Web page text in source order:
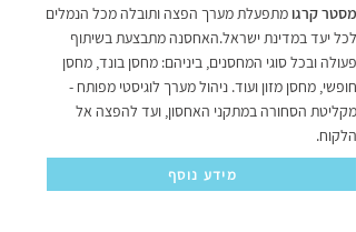
מסטר קרגומתפעלת מערך הפצה ותובלה מכל הנמלים
לכל יעד במדינת ישראל.האחסנה מתבצעת בשיתוף
פעולה ובכל סוגי המחסנים, ביניהם: מחסן בונד, מחסן
חופשי, מחסן מזון ועוד. ניהול מערך לוגיסטי מפותח -
מקליטת הסחורה במתקני האחסון, ועד להפצה אל
הלקוח.
מידע נוסף